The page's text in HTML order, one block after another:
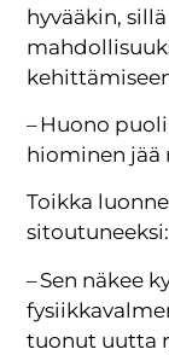
hyvääkin,
– Huono
hiominen jää
Toikka
sitoutuneeksi:
– Sen näkee
tuonut uutta